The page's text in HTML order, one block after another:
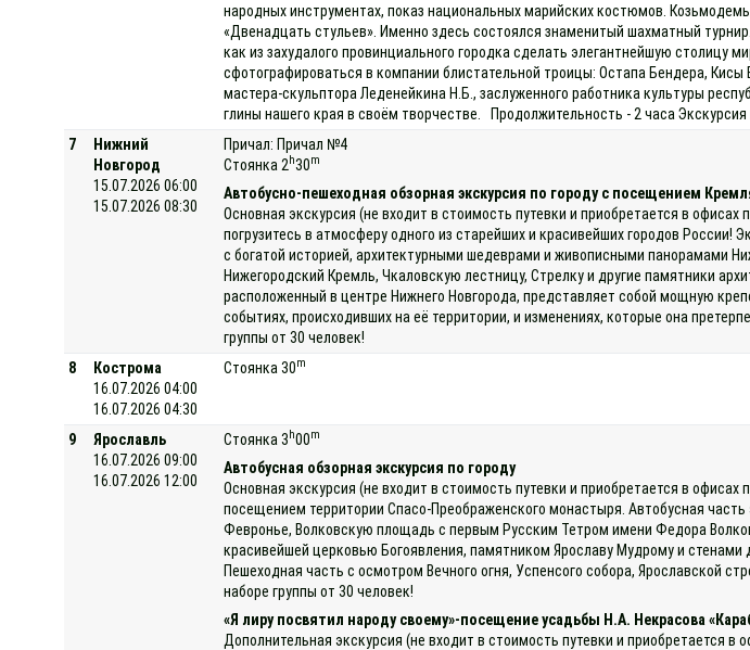
народных инструментах, показ национальных марийских костюмов.
«Двенадцать стульев». Именно здесь состоялся знаменитый шахматный
как из захудалого провинциального городка сделать элегантнейшую
сфотографироваться в компании блистательной троицы: Остапа Бендера,
мастера-скульптора Леденейкина Н.Б., заслуженного работника культуры
глины нашего края в своём творчестве. Продолжительность - 2 часа
7
Нижний
Новгород
15.07.2026 06:00
15.07.2026 08:30
Причал: Причал №4
Стоянка 2 h30m
Автобусно-пешеходная обзорная экскурсия по городу с посещением
Основная экскурсия (не входит в стоимость путевки и приобретается в
погрузитесь в атмосферу одного из старейших и красивейших городов России!
с богатой историей, архитектурными шедеврами и живописными панорамами
Нижегородский Кремль, Чкаловскую лестницу, Стрелку и другие памятники
расположенный в центре Нижнего Новгорода, представляет собой мощную
событиях, происходивших на её территории, и изменениях, которые она
группы от 30 человек!
8
Кострома
16.07.2026 04:00
16.07.2026 04:30
Стоянка 30m
9
Ярославль
16.07.2026 09:00
16.07.2026 12:00
Стоянка 3 h00m
Автобусная обзорная экскурсия по городу
Основная экскурсия (не входит в стоимость путевки и приобретается в
посещением территории Спасо-Преображенского монастыря. Автобусная
Февронье, Волковскую площадь с первым Русским Тетром имени Федора
красивейшей церковью Богоявления, памятником Ярославу Мудрому и
Пешеходная часть с осмотром Вечного огня, Успенсого собора, Ярославской
наборе группы от 30 человек!
«Я лиру посвятил народу своему»-посещение усадьбы Н.А. Некрасова
Дополнительная экскурсия (не входит в стоимость путевки и приобретается